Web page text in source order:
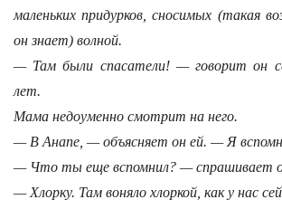
маленьких придурков, сносимых (такая
он знает) волной.
— Там были спасатели! — говорит он
лет.
Мама недоуменно смотрит на него.
— В Анапе, — объясняет он ей. — Я
— Что ты еще вспомнил? — спрашивает
— Хлорку. Там воняло хлоркой, как у нас